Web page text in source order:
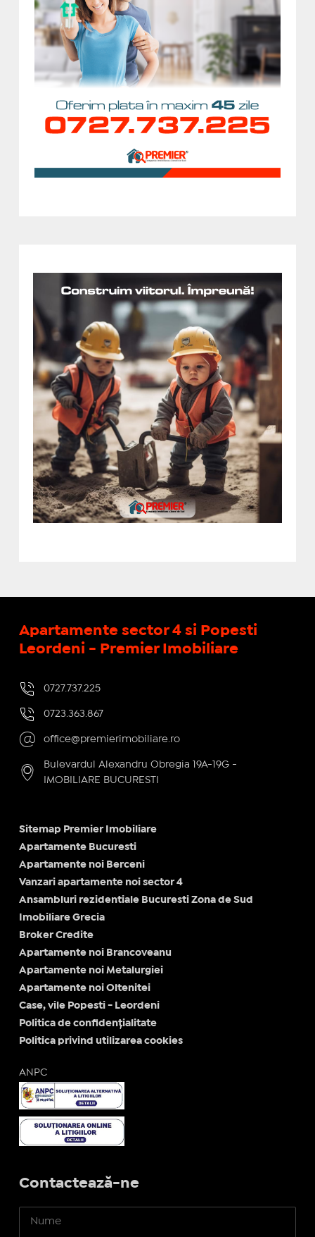
Apartamente sector 4 si Popesti
Leordeni - Premier Imobiliare
0727.737.225
0723.363.867
office@premierimobiliare.ro
Bulevardul Alexandru Obregia 19A-19G -
IMOBILIARE BUCURESTI
Sitemap Premier Imobiliare
Apartamente Bucuresti
Apartamente noi Berceni
Vanzari apartamente noi sector 4
Ansambluri rezidentiale Bucuresti Zona de Sud
Imobiliare Grecia
Broker Credite
Apartamente noi Brancoveanu
Apartamente noi Metalurgiei
Apartamente noi Oltenitei
Case, vile Popesti - Leordeni
Politica de confidențialitate
Politica privind utilizarea cookies
ANPC
Contactează-ne